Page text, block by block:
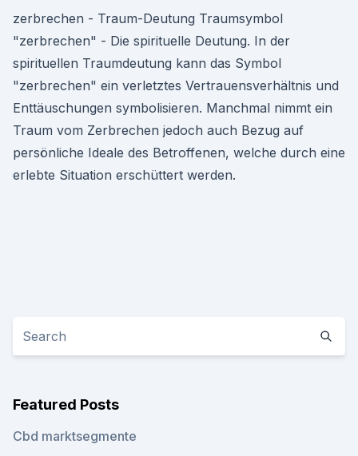
zerbrechen - Traum-Deutung Traumsymbol
"zerbrechen" - Die spirituelle Deutung. In der
spirituellen Traumdeutung kann das Symbol
"zerbrechen" ein verletztes Vertrauensverhältnis und
Enttäuschungen symbolisieren. Manchmal nimmt ein
Traum vom Zerbrechen jedoch auch Bezug auf
persönliche Ideale des Betroffenen, welche durch eine
erlebte Situation erschüttert werden.
Featured Posts
Cbd marktsegmente